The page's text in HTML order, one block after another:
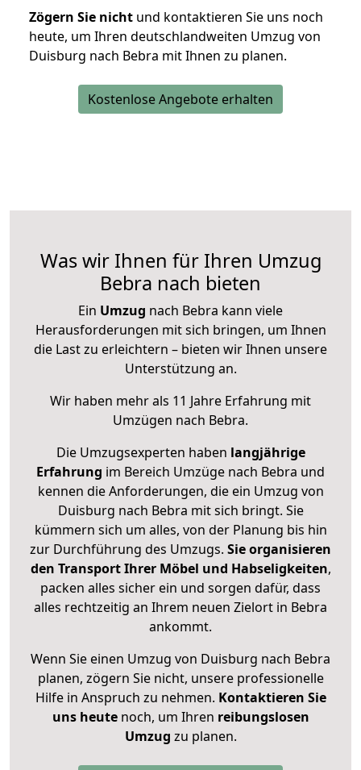
Zögern Sie nicht und kontaktieren Sie uns noch
heute, um Ihren deutschlandweiten Umzug von
Duisburg nach Bebra mit Ihnen zu planen.
Kostenlose Angebote erhalten
Was wir Ihnen für Ihren Umzug
Bebra nach bieten
Ein Umzug nach Bebra kann viele
Herausforderungen mit sich bringen, um Ihnen
die Last zu erleichtern – bieten wir Ihnen unsere
Unterstützung an.
Wir haben mehr als 11 Jahre Erfahrung mit
Umzügen nach Bebra.
Die Umzugsexperten haben langjährige
Erfahrung im Bereich Umzüge nach Bebra und
kennen die Anforderungen, die ein Umzug von
Duisburg nach Bebra mit sich bringt. Sie
kümmern sich um alles, von der Planung bis hin
zur Durchführung des Umzugs. Sie organisieren
den Transport Ihrer Möbel und Habseligkeiten,
packen alles sicher ein und sorgen dafür, dass
alles rechtzeitig an Ihrem neuen Zielort in Bebra
ankommt.
Wenn Sie einen Umzug von Duisburg nach Bebra
planen, zögern Sie nicht, unsere professionelle
Hilfe in Anspruch zu nehmen. Kontaktieren Sie
uns heutenoch, um Ihren reibungslosen
Umzug zu planen.